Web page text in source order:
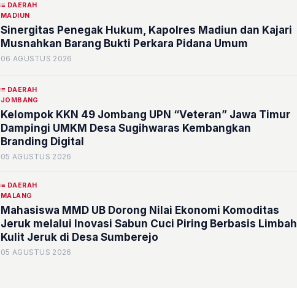
DAERAH
MADIUN
Sinergitas Penegak Hukum, Kapolres Madiun dan Kajari
Musnahkan Barang Bukti Perkara Pidana Umum
06 AGUSTUS 2026
DAERAH
JOMBANG
Kelompok KKN 49 Jombang UPN “Veteran” Jawa Timur
Dampingi UMKM Desa Sugihwaras Kembangkan
Branding Digital
05 AGUSTUS 2026
DAERAH
MALANG
Mahasiswa MMD UB Dorong Nilai Ekonomi Komoditas
Jeruk melalui Inovasi Sabun Cuci Piring Berbasis Limbah
Kulit Jeruk di Desa Sumberejo
05 AGUSTUS 2026